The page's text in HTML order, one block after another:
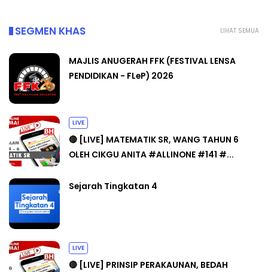
LIHAT SEMUA
SEGMEN KHAS
MAJLIS ANUGERAH FFK (FESTIVAL LENSA
PENDIDIKAN - FLeP) 2026
LIVE
🔴 [LIVE] MATEMATIK SR, WANG TAHUN 6
OLEH CIKGU ANITA #ALLINONE #141 #...
Sejarah Tingkatan 4
LIVE
🔴 [LIVE] PRINSIP PERAKAUNAN, BEDAH